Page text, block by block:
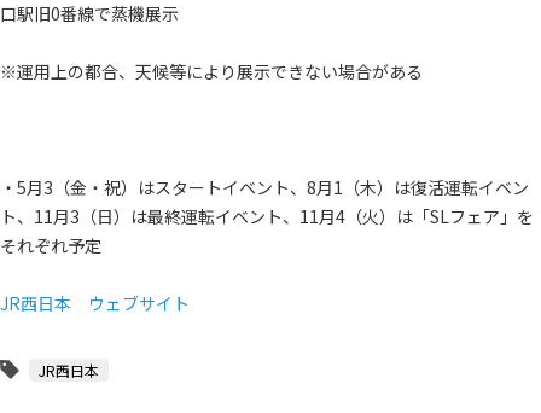
口駅旧0番線で蒸機展示
※運用上の都合、天候等により展示できない場合がある
・5月3（金・祝）はスタートイベント、8月1（木）は復活運転イベン
ト、11月3（日）は最終運転イベント、11月4（火）は「SLフェア」を
それぞれ予定
JR西日本 ウェブサイト
JR西日本